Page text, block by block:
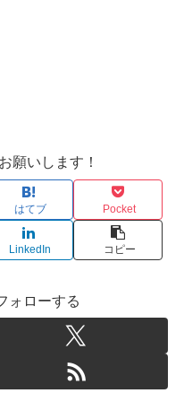
願いします！
はてブ Pocket
LinkedIn コピー
ォローする